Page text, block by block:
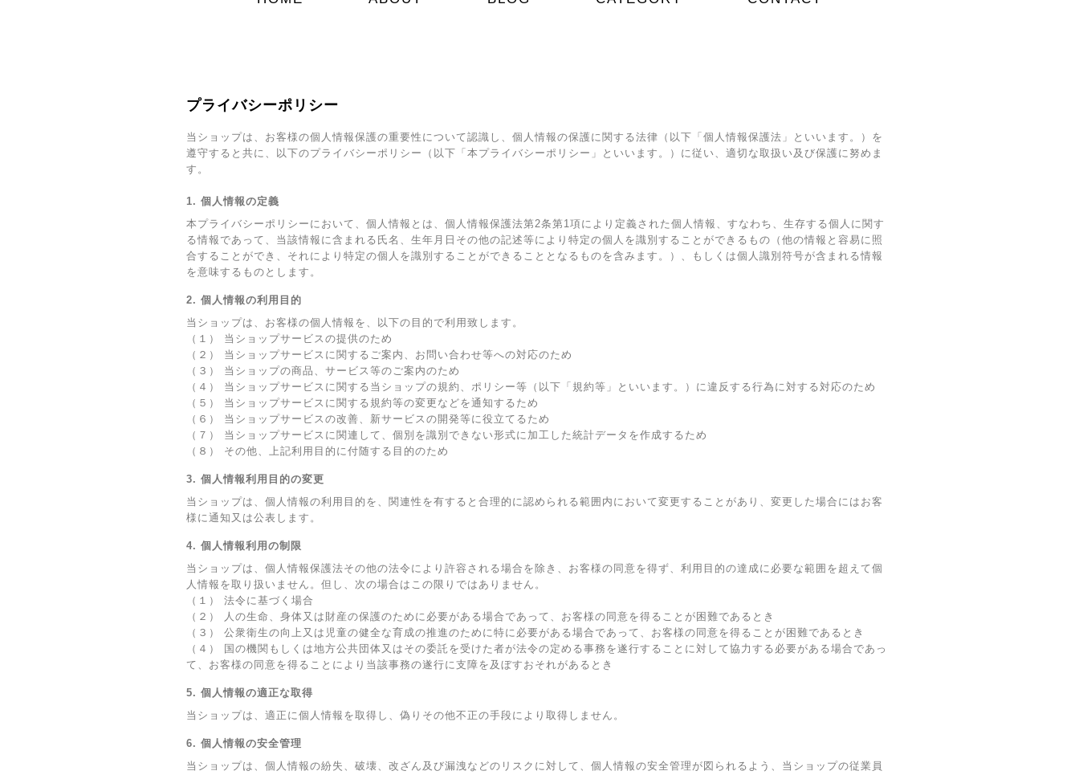
プライバシーポリシー
当ショップは、お客様の個人情報保護の重要性について認識し、個人情報の保護に関する法律（以下「個人情報保護法」といいます。）を
遵守すると共に、以下のプライバシーポリシー（以下「本プライバシーポリシー」といいます。）に従い、適切な取扱い及び保護に努めま
す。
1. 個人情報の定義
本プライバシーポリシーにおいて、個人情報とは、個人情報保護法第2条第1項により定義された個人情報、すなわち、生存する個人に関す
る情報であって、当該情報に含まれる氏名、生年月日その他の記述等により特定の個人を識別することができるもの（他の情報と容易に照
合することができ、それにより特定の個人を識別することができることとなるものを含みます。）、もしくは個人識別符号が含まれる情報
を意味するものとします。
2. 個人情報の利用目的
当ショップは、お客様の個人情報を、以下の目的で利用致します。
（１） 当ショップサービスの提供のため
（２） 当ショップサービスに関するご案内、お問い合わせ等への対応のため
（３） 当ショップの商品、サービス等のご案内のため
（４） 当ショップサービスに関する当ショップの規約、ポリシー等（以下「規約等」といいます。）に違反する行為に対する対応のため
（５） 当ショップサービスに関する規約等の変更などを通知するため
（６） 当ショップサービスの改善、新サービスの開発等に役立てるため
（７） 当ショップサービスに関連して、個別を識別できない形式に加工した統計データを作成するため
（８） その他、上記利用目的に付随する目的のため
3. 個人情報利用目的の変更
当ショップは、個人情報の利用目的を、関連性を有すると合理的に認められる範囲内において変更することがあり、変更した場合にはお客
様に通知又は公表します。
4. 個人情報利用の制限
当ショップは、個人情報保護法その他の法令により許容される場合を除き、お客様の同意を得ず、利用目的の達成に必要な範囲を超えて個
人情報を取り扱いません。但し、次の場合はこの限りではありません。
（１） 法令に基づく場合
（２） 人の生命、身体又は財産の保護のために必要がある場合であって、お客様の同意を得ることが困難であるとき
（３） 公衆衛生の向上又は児童の健全な育成の推進のために特に必要がある場合であって、お客様の同意を得ることが困難であるとき
（４） 国の機関もしくは地方公共団体又はその委託を受けた者が法令の定める事務を遂行することに対して協力する必要がある場合であっ
て、お客様の同意を得ることにより当該事務の遂行に支障を及ぼすおそれがあるとき
5. 個人情報の適正な取得
当ショップは、適正に個人情報を取得し、偽りその他不正の手段により取得しません。
6. 個人情報の安全管理
当ショップは、個人情報の紛失、破壊、改ざん及び漏洩などのリスクに対して、個人情報の安全管理が図られるよう、当ショップの従業員